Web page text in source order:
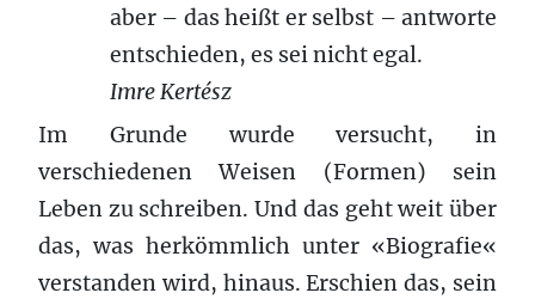
aber – das heißt er selbst – antworte
entschieden, es sei nicht egal.
Imre Kertész
Im Grunde wurde versucht, in
verschiedenen Weisen (Formen) sein
Leben zu schreiben. Und das geht weit über
das, was herkömmlich unter «Biografie«
verstanden wird, hinaus. Erschien das, sein